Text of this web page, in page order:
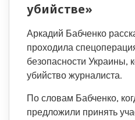
убийстве»
Аркадий Бабченко
проходила
безопасности Украины,
убийство журналиста.
По словам Бабченко,
предложили принять